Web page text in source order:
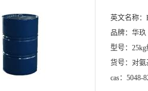
英文名称：
品牌： 华玖
型号：
货号： 对氨
cas： 5048-